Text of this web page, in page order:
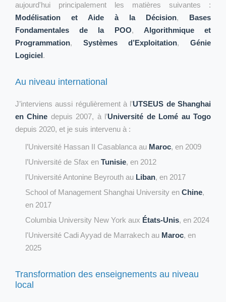
aujourd'hui principalement les matières suivantes :
Modélisation et Aide à la Décision, Bases
Fondamentales de la POO, Algorithmique et
Programmation, Systèmes d’Exploitation,Génie
Logiciel.
Au niveau international
J’interviens aussi régulièrement à l’UTSEUS de Shanghai
en Chine depuis 2007, à l’Université de Lomé au Togo
depuis 2020, et je suis intervenu à :
l’Université Hassan II Casablanca au Maroc, en 2009
l’Université de Sfax en Tunisie, en 2012
l’Université Antonine Beyrouth au Liban, en 2017
School of Management Shanghai University en Chine,
en 2017
Columbia University New York aux États-Unis, en 2024
l'Université Cadi Ayyad de Marrakech au Maroc, en
2025
Transformation des enseignements au niveau
local